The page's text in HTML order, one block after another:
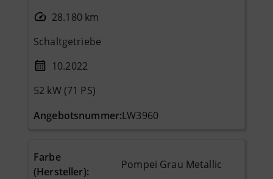
28.180 km
Schaltgetriebe
10.2022
52 kW (71 PS)
Angebotsnummer:LW3960
Farbe
(Hersteller):
Pompei Grau Metallic